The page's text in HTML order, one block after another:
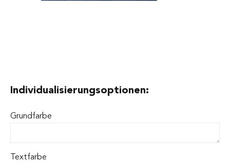
Individualisierungsoptionen:
Grundfarbe
Textfarbe